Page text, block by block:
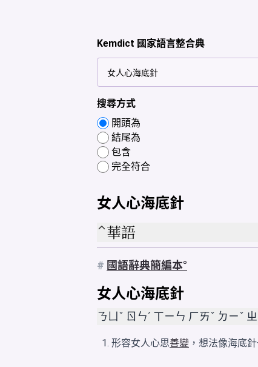
Kemdict 國家語言整合典
搜尋方式
開頭為
結尾為
包含
完全符合
女人心海底針
華語
# 國語辭典簡編本
女人心海底針
ㄋㄩˇ ㄖㄣˊ ㄒㄧㄣ ㄏㄞˇ ㄉㄧˇ
形容女人心思善變 ，想法像海底